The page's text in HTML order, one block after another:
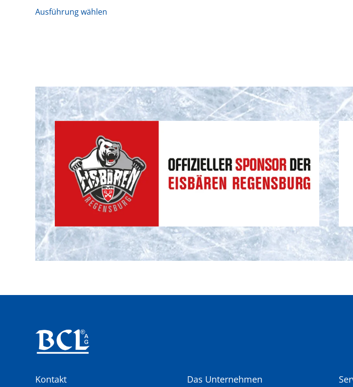
Ausführung wählen
Optionen
können
auf
Produktseite
gewählt
werden
Kontakt Das Unternehmen